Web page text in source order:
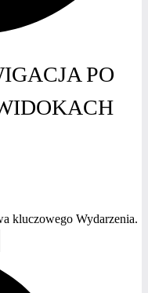
PO
kluczowego Wydarzenia.